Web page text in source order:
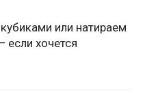
или натираем
если хочется